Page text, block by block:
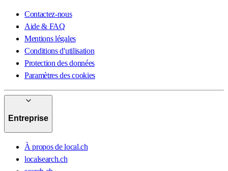
Contactez-nous
Aide & FAQ
Mentions légales
Conditions d'utilisation
Protection des données
Paramètres des cookies
Entreprise
À propos de local.ch
localsearch.ch